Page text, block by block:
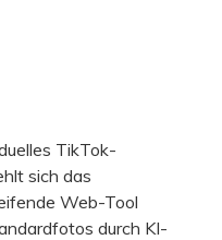
TikTok-
sich das
Web-Tool
durch KI-